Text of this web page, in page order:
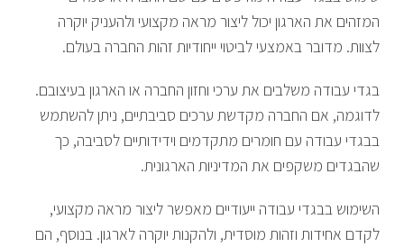
המזהים את הארגון יכול ליצור מראה מקצועי ולהעניק יוקרה
לצוות. מדובר באמצעי לביטוי ייחודיות זהות החברה בעולם.
בגדי עבודה משלבים את ערכי וחזון החברה או הארגון בעיצובם.
לדוגמה, אם החברה מקדשת ערכים סביבתיים, ניתן להשתמש
בבגדי עבודה עם חומרים מתקדמים וידידותיים לסביבה, כך
שהבגדים משקפים את המדיניות הארגונית.
השימוש בבגדי עבודה ייעודיים מאפשר ליצור מראה מקצועי,
לקדם אחידות וזהות מוסדית, ולהקנות יוקרה לארגון. בנוסף, הם